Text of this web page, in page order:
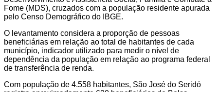
Fome (MDS), cruzados com a população residente apurada
pelo Censo Demográfico do IBGE.
O levantamento considera a proporção de pessoas
beneficiárias em relação ao total de habitantes de cada
município, indicador utilizado para medir o nível de
dependência da população em relação ao programa federal
de transferência de renda.
Com população de 4.558 habitantes, São José do Seridó